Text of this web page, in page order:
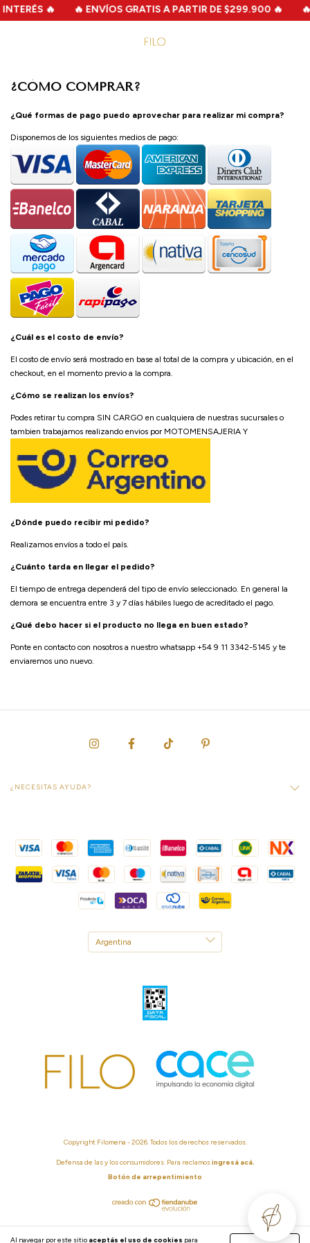
🔥 🔥 ENVÍOS GRATIS A PARTIR DE $299.900 🔥
Al navegar por este sitio aceptás el uso de cookies para
¿CÓMO COMPRAR?
¿Qué formas de pago puedo aprovechar para realizar mi compra?
Disponemos de los siguientes medios de pago:
¿Cuál es el costo de envío?
El costo de envío será mostrado en base al total de la compra y ubicación, en el
checkout, en el momento previo a la compra.
¿Cómo se realizan los envíos?
Podes retirar tu compra SIN CARGO en cualquiera de nuestras sucursales o
tambien trabajamos realizando envios por MOTOMENSAJERIA Y
¿Dónde puedo recibir mi pedido?
Realizamos envíos a todo el país.
¿Cuánto tarda en llegar el pedido?
El tiempo de entrega dependerá del tipo de envío seleccionado. En general la
demora se encuentra entre 3 y 7 días hábiles luego de acreditado el pago.
¿Qué debo hacer si el producto no llega en buen estado?
Ponte en contacto con nosotros a nuestro whatsapp +54 9 11 3342-5145 y te
enviaremos uno nuevo.
¿NECESITAS AYUDA?
Copyright Filomena - 2026. Todos los derechos reservados.
Defensa de las y los consumidores. Para reclamosingresá acá.
Botón de arrepentimiento